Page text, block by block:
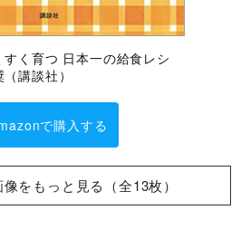
すく育つ 日本一の給食レシ
講談社）
で購入する
をもっと見る（全13枚）